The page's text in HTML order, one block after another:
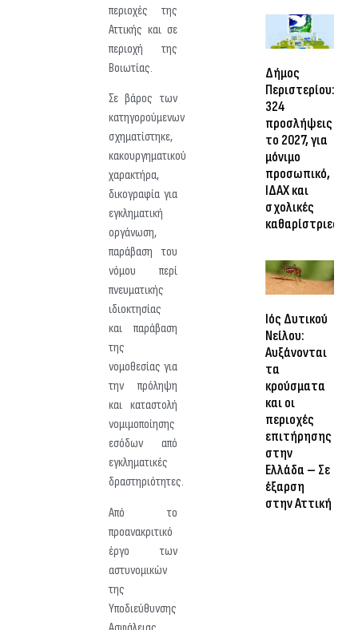
περιοχές της
Αττικής και σε
περιοχή της
Βοιωτίας.
Σε βάρος των
κατηγορούμενων
σχηματίστηκε,
κακουργηματικού
χαρακτήρα,
δικογραφία για
εγκληματική
οργάνωση,
παράβαση του
νόμου περί
πνευματικής
ιδιοκτησίας
και παράβαση
της
νομοθεσίας για
την πρόληψη
και καταστολή
νομιμοποίησης
εσόδων από
εγκληματικές
δραστηριότητες.
Από το
προανακριτικό
έργο των
αστυνομικών
της
Υποδιεύθυνσης
Δήμος
Περιστερίου:
324
προσλήψεις
το 2027, για
μόνιμο
προσωπικό,
ΙΔΑΧ και
σχολικές
καθαρίστριες
Ιός Δυτικού
Νείλου:
Αυξάνονται
τα
κρούσματα
και οι
περιοχές
επιτήρησης
στην
Ελλάδα – Σε
έξαρση
στην Αττική